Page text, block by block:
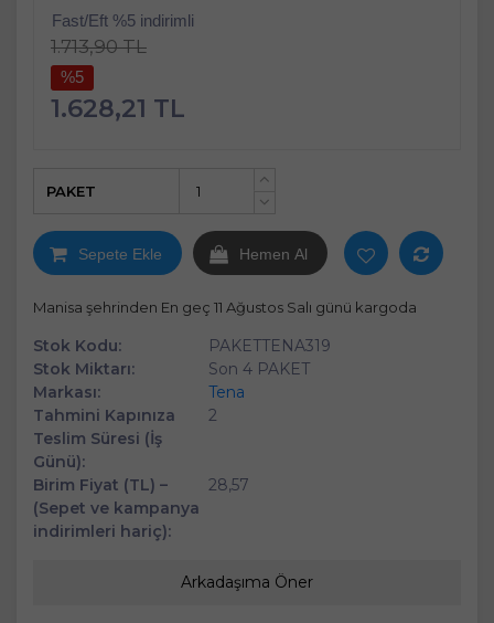
Fast/Eft %5 indirimli
1.713,90 TL
%5
1.628,21 TL
+
PAKET
Sepete Ekle Hemen Al
Manisa şehrinden En geç 11 Ağustos Salı günü kargoda
Stok Kodu:
PAKETTENA319
Stok Miktarı:
Son 4 PAKET
Markası:
Tena
Tahmini Kapınıza
Teslim Süresi (İş
Günü):
2
Birim Fiyat (TL) –
(Sepet ve kampanya
indirimleri hariç):
28,57
Arkadaşıma Öner